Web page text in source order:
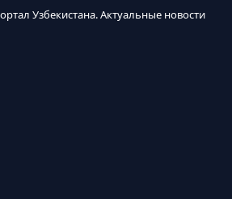
Узбекистана. Актуальные новости